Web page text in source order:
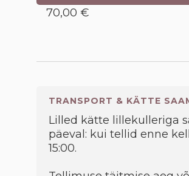
70,00 €
TRANSPORT & KÄTTE
Lilled kätte lillekulleriga
päeval: kui tellid enne
15:00.